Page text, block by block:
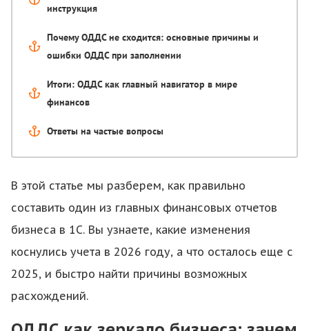
инструкция
Почему ОДДС не сходится: основные причины и
ошибки ОДДС при заполнении
Итоги: ОДДС как главный навигатор в мире
финансов
Ответы на частые вопросы
В этой статье мы разберем, как правильно
составить один из главных финансовых отчетов
бизнеса в 1С. Вы узнаете, какие изменения
коснулись учета в 2026 году, а что осталось еще с
2025, и быстро найти причины возможных
расхождений.